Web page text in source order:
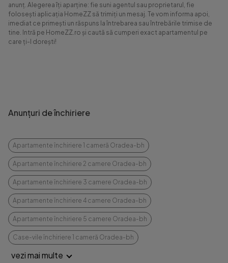
anunț. Alegerea îți aparține: fie suni agentul sau proprietarul, fie
folosești aplicația HomeZZ să trimiți un mesaj. Te vom informa apoi,
imediat ce primești un răspuns la întrebarea sau întrebările trimise de
tine. Intră pe HomeZZ.ro și caută să cumperi exact apartamentul pe
care ți-l dorești!
Anunțuri de închiriere
Apartamente închiriere 1 cameră Oradea-bh
Apartamente închiriere 2 camere Oradea-bh
Apartamente închiriere 3 camere Oradea-bh
Apartamente închiriere 4 camere Oradea-bh
Apartamente închiriere 5 camere Oradea-bh
Case-vile închiriere 1 cameră Oradea-bh
vezi mai multe